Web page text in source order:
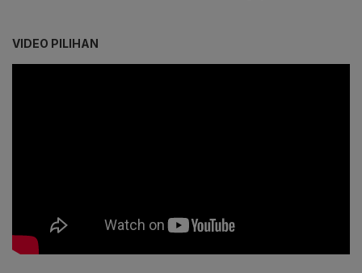
VIDEO PILIHAN